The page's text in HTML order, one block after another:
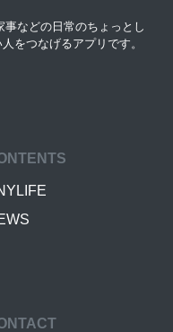
などの日常のちょっとし
をつなげるアプリです。